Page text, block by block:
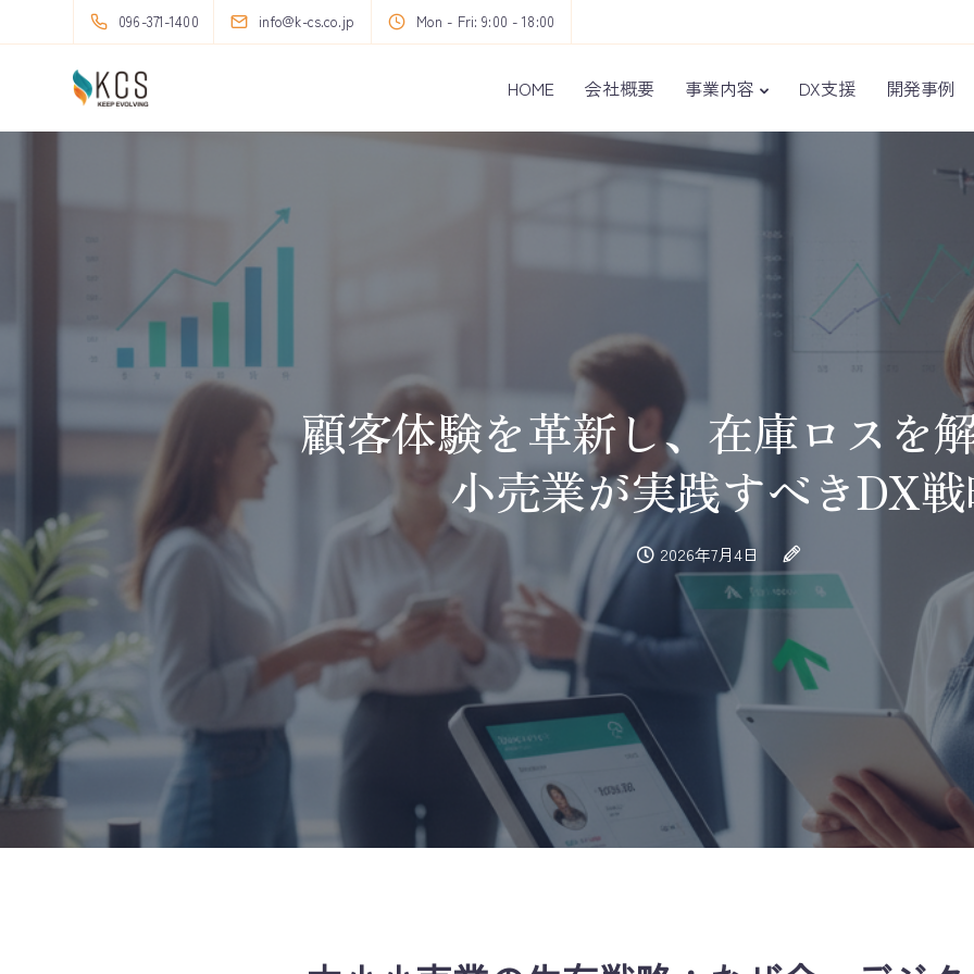
096-371-1400 info@k-cs.co.jp Mon - Fri: 9:00 - 18:00
HOME 会社概要 事業内容 DX支援 開発事例
顧客体験を革新し、在庫ロスを
小売業が実践すべきDX
2026年7月4日